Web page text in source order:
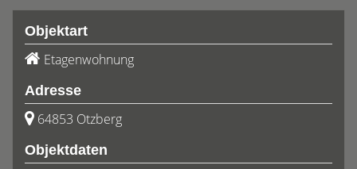
Objektart
Etagenwohnung
Adresse
64853 Otzberg
Objektdaten